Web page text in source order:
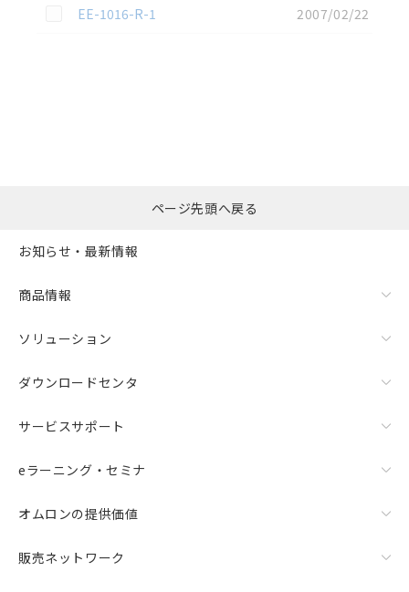
この資料を選択
EE-1016-R-1 2007/02/22
括ダウンロード
ページ先頭へ戻る
お知らせ・最新情報
商品情報
ソリューション
ダウンロードセンタ
サービスサポート
eラーニング・セミナ
オムロンの提供価値
販売ネットワーク